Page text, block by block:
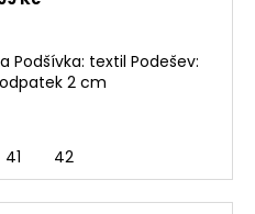
Podšívka: textil Podešev:
2 cm
41 42